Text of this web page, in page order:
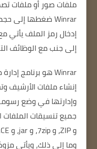
ملفات صور أو ملفات
Winrar ضغطها إلى حجم أصغر بسهولة.
إدخال رمز الملفيأتي
إلى جنب مع الوظائف
Winrarهو برنامج
إنشاء ملفات الأرشيف
وإدارتها في وضع
وما إلى ذلك، ويأتي